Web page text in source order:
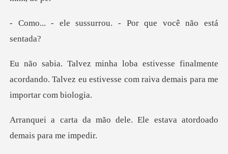
surrou. - Por que v
inalmente
acordando. Talvez eu estivesse co
dele. Ele estava atordoad